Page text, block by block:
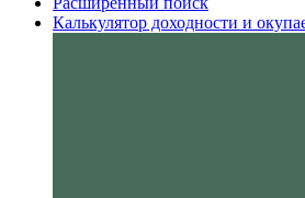
Калькулятор доходности и